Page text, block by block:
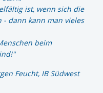
ist, wenn sich die
- dann kann man vieles
beim
Feucht, IB Südwest